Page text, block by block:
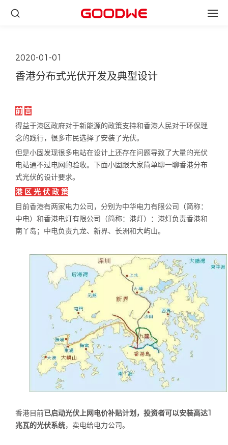
2020-01-01
香港分布式光伏开发及典型设计
前 言
得益于港区政府对于新能源的政策支持和香港人民对于环保理
念的践行，很多市民选择了安装了光伏。
但是小固发现很多电站在设计上还存在问题导致了大量的光伏
电站通不过电网的验收。下面小固跟大家简单聊一聊香港分布
式光伏的设计要求。
港 区 光 伏 政 策
目前香港有两家电力公司，分别为中华电力有限公司（简称：
中电）和香港电灯有限公司（简称：港灯）：港灯负责香港和
南丫岛；中电负责九龙、新界、长洲和大屿山。
香港目前已启动光伏上网电价补贴计划，投资者可以安装高达1
兆瓦的光伏系统，卖电给电力公司。